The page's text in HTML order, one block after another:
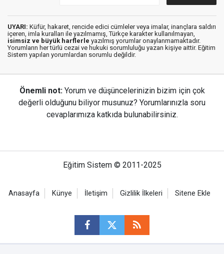
UYARI: Küfür, hakaret, rencide edici cümleler veya imalar, inançlara saldırı
içeren, imla kuralları ile yazılmamış, Türkçe karakter kullanılmayan,
isimsiz ve büyük harflerle yazılmış yorumlar onaylanmamaktadır.
Yorumların her türlü cezai ve hukuki sorumluluğu yazan kişiye aittir. Eğitim
Sistem yapılan yorumlardan sorumlu değildir.
Önemli not: Yorum ve düşüncelerinizin bizim için çok
değerli olduğunu biliyor musunuz? Yorumlarınızla soru
cevaplarımıza katkıda bulunabilirsiniz.
Eğitim Sistem © 2011-2025
Anasayfa Künye İletişim Gizlilik İlkeleri Sitene Ekle